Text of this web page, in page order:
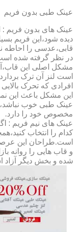
عینک طبی بدون فریم
عینک های بدون فریم
دیده شود،این فریم
قابی،عدسی را احاطه
در نظر گرفته شده
مشکل اصلی این
است لنز آن ترک
افرادی که تحرک
این مشکل باعث این
عینک طبی خوب
مخصوص خود را دارد.
عینک های نیم فریم :
کدام را انتخاب
است.طراحان این عرصه
و قاب هایی را روانه
شده و بخش دیگر آزاد